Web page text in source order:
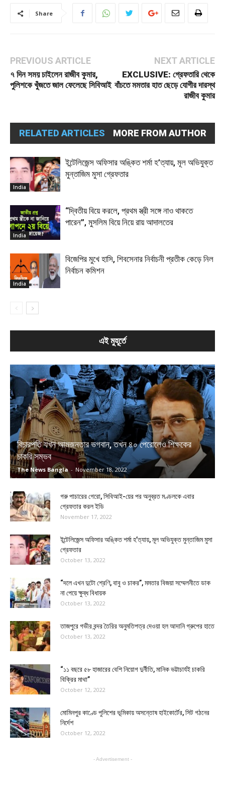
Share
PREVIOUS ARTICLE
৭ দিন সময় চাইলেন রাজীব কুমার,
পুলিশকে খুঁজতে জাল ফেলেছে সিবিআই
NEXT ARTICLE
EXCLUSIVE: গ্রেফতারি থেকে
বাঁচতে মমতার হাত ছেড়ে যোগীর দারস্থ
রাজীব কুমার
RELATED ARTICLES MORE FROM AUTHOR
India
ইন্টেলিজেন্স অফিসার অঙ্কিত শর্মা হ’ত্যায়, মূল অভিযুক্ত
মুন্তাজিম মুসা গ্রেফতার
India
“দ্বিতীয় বিয়ে করলে, প্রথম স্ত্রী সঙ্গে নাও থাকতে
পারেন”, মুসলিম বিয়ে নিয়ে রায় আদালতের
India
বিজেপির মুখে হাসি, শিবসেনার নির্বাচনী প্রতীক কেড়ে নিল
নির্বাচন কমিশন
এই মুহূর্তে
বিচারপতি যখন আমজনতার ভগবান, তখন ৪০ পেরোলেও শিক্ষকের
চাকরি সম্ভব
The News Bangla - November 18, 2022
গরু পাচারের গেরো, সিবিআই-য়ের পর অনুব্রত মণ্ডলকে এবার
গ্রেফতার করল ইডি
November 17, 2022
ইন্টেলিজেন্স অফিসার অঙ্কিত শর্মা হ’ত্যায়, মূল অভিযুক্ত মুন্তাজিম মুসা
গ্রেফতার
October 13, 2022
“দলে এখন দুটো শ্রেণি, বাবু ও চাকর”, মমতার বিজয়া সম্মেলনীতে ডাক
না পেয়ে ক্ষুব্ধ বিধায়ক
October 13, 2022
তাজপুরে গভীর বন্দর তৈরির অনুমতিপত্র দেওয়া হল আদানি গ্রুপের হাতে
October 13, 2022
“১১ বছরে ৫৮ হাজারের বেশি নিয়োগ দুর্নীতি, মানিক ভট্টাচার্যই চাকরি
বিক্রির মাথা”
October 12, 2022
মোমিনপুর কাণ্ডে পুলিশের ভূমিকায় অসন্তোষ হাইকোর্টের, সিট গঠনের
নির্দেশ
October 12, 2022
- Advertisement -